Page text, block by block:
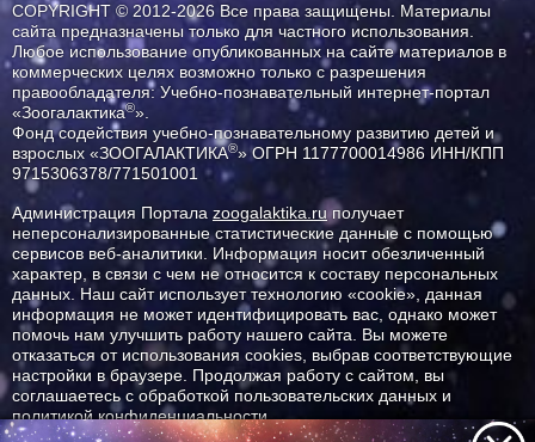
COPYRIGHT © 2012-2026 Все права защищены. Материалы
сайта предназначены только для частного использования.
Любое использование опубликованных на сайте материалов в
коммерческих целях возможно только с разрешения
правообладателя: Учебно-познавательный интернет-портал
«Зоогалактика®».
Фонд содействия учебно-познавательному развитию детей и
взрослых «ЗООГАЛАКТИКА®» ОГРН 1177700014986 ИНН/КПП
9715306378/771501001
Администрация Портала zoogalaktika.ruполучает
неперсонализированные статистические данные с помощью
сервисов веб-аналитики. Информация носит обезличенный
характер, в связи с чем не относится к составу персональных
данных. Наш сайт использует технологию «cookie», данная
информация не может идентифицировать вас, однако может
помочь нам улучшить работу нашего сайта. Вы можете
отказаться от использования cookies, выбрав соответствующие
настройки в браузере. Продолжая работу с сайтом, вы
соглашаетесь с обработкой пользовательских данных и
политикой конфиденциальности.